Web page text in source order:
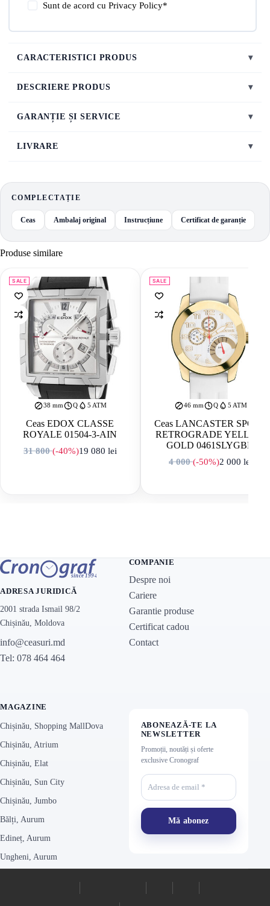
Sunt de acord cuPrivacy Policy*
CARACTERISTICI PRODUS ▾
DESCRIERE PRODUS ▾
GARANȚIE ȘI SERVICE ▾
LIVRARE ▾
COMPLECTAȚIE
Ceas Ambalaj original Instrucțiune Certificat de garanție
Produse similare
SALE
38 mm Q 5 ATM
Ceas EDOX CLASSE
ROYALE 01504-3-AIN
31 800(-40%)
Prețul inițial a fost: 31 800 lei.
19 080 lei
Prețul curent este: 19 080 lei.
SALE
46 mm Q 5 ATM
Ceas LANCASTER SPORT
RETROGRADE YELLOW
GOLD 0461SLYGBN
4 000(-50%)
Prețul inițial a
2 000 lei
Prețul curent
ADRESA JURIDICĂ
2001 strada Ismail 98/2
Chișinău, Moldova
info@ceasuri.md
Tel: 078 464 464
COMPANIE
Despre noi
Cariere
Garantie produse
Certificat cadou
Contact
MAGAZINE
Chișinău, Shopping MallDova
Chișinău, Atrium
Chișinău, Elat
Chișinău, Sun City
Chișinău, Jumbo
Bălți, Aurum
Edineț, Aurum
Ungheni, Aurum
ABONEAZĂ-TE LA
NEWSLETTER
Promoții, noutăți și oferte
exclusive Cronograf